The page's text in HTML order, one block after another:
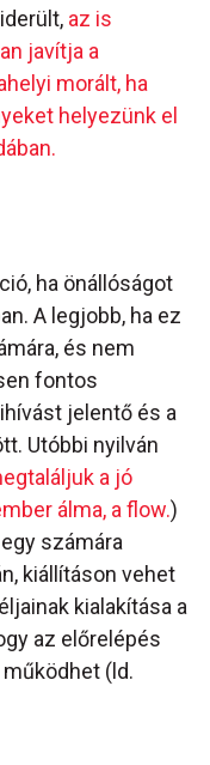
az is
javítja a
morált, ha
helyezünk el
ha önállóságot
A legjobb, ha ez
és nem
fontos
jelentő és a
Utóbbi nyilván
a jó
álma, a flow.)
számára
kiállításon vehet
kialakítása a
az előrelépés
(ld.